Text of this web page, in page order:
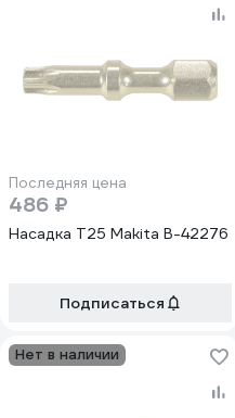
Последняя цена
486 ₽
Насадка T25 Makita B-42276
Подписаться
Нет в наличии